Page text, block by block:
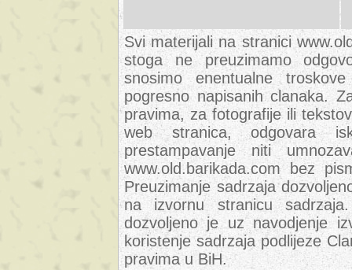
Svi materijali na stranici
stoga ne preuzimamo
snosimo enentualne
pogresno napisanih clanaka.
pravima, za fotografije ili
web stranica, odgovara
prestampavanje niti
www.old.barikada.com bez
Preuzimanje sadrzaja
na izvornu stranicu
dozvoljeno je uz navodjenje
koristenje sadrzaja podlijeze
pravima u BiH.